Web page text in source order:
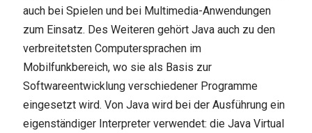
auch bei Spielen und bei Multimedia-Anwendungen
zum Einsatz. Des Weiteren gehört Java auch zu den
verbreitetsten Computersprachen im
Mobilfunkbereich, wo sie als Basis zur
Softwareentwicklung verschiedener Programme
eingesetzt wird. Von Java wird bei der Ausführung ein
eigenständiger Interpreter verwendet: die Java Virtual